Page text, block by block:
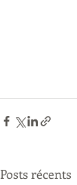
Posts récents